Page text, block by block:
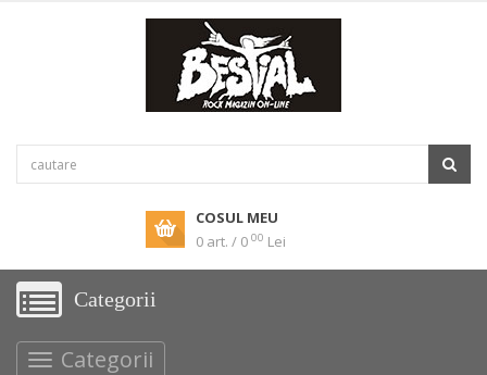
COSUL MEU
0 art. / 0 00 Lei
Categorii
Categorii